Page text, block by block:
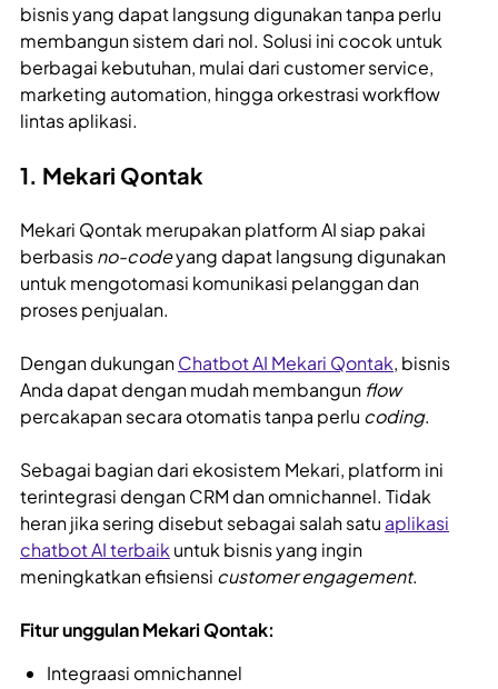
bisnis yang dapat langsung digunakan tanpa perlu
membangun sistem dari nol. Solusi ini cocok untuk
berbagai kebutuhan, mulai dari customer service,
marketing automation, hingga orkestrasi workflow
lintas aplikasi.
1. Mekari Qontak
Mekari Qontak merupakan platform AI siap pakai
berbasisno-codeyang dapat langsung digunakan
untuk mengotomasi komunikasi pelanggan dan
proses penjualan.
Dengan dukunganChatbot AI Mekari Qontak, bisnis
Anda dapat dengan mudah membangun flow
percakapan secara otomatis tanpa perlu coding.
Sebagai bagian dari ekosistem Mekari, platform ini
terintegrasi dengan CRM dan omnichannel. Tidak
heran jika sering disebut sebagai salah satu aplikasi
chatbot AI terbaikuntuk bisnis yang ingin
meningkatkan efisiensi customer engagement.
Fitur unggulan Mekari Qontak:
Integraasi omnichannel